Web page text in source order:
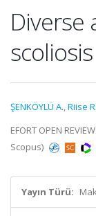
Diverse
ŞENKÖYLÜ A.,Riise
EFORT OPEN
Scopus)
Yayın Türü: